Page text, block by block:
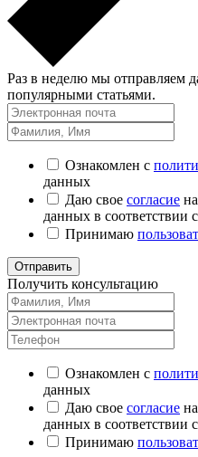
Раз в неделю мы отправляем
популярными статьями.
Ознакомлен с
данных
Даю свое согласие
данных в соответствии
Принимаю
Отправить
Получить консультацию
Ознакомлен с
данных
Даю свое согласие
данных в соответствии
Принимаю